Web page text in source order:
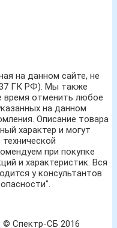
на данном сайте, не
ГК РФ). Мы также
время отменить любое
на данном
Описание товара
характер и могут
при покупке
и характеристик. Вся
у консультантов
© Спектр-СБ 2016